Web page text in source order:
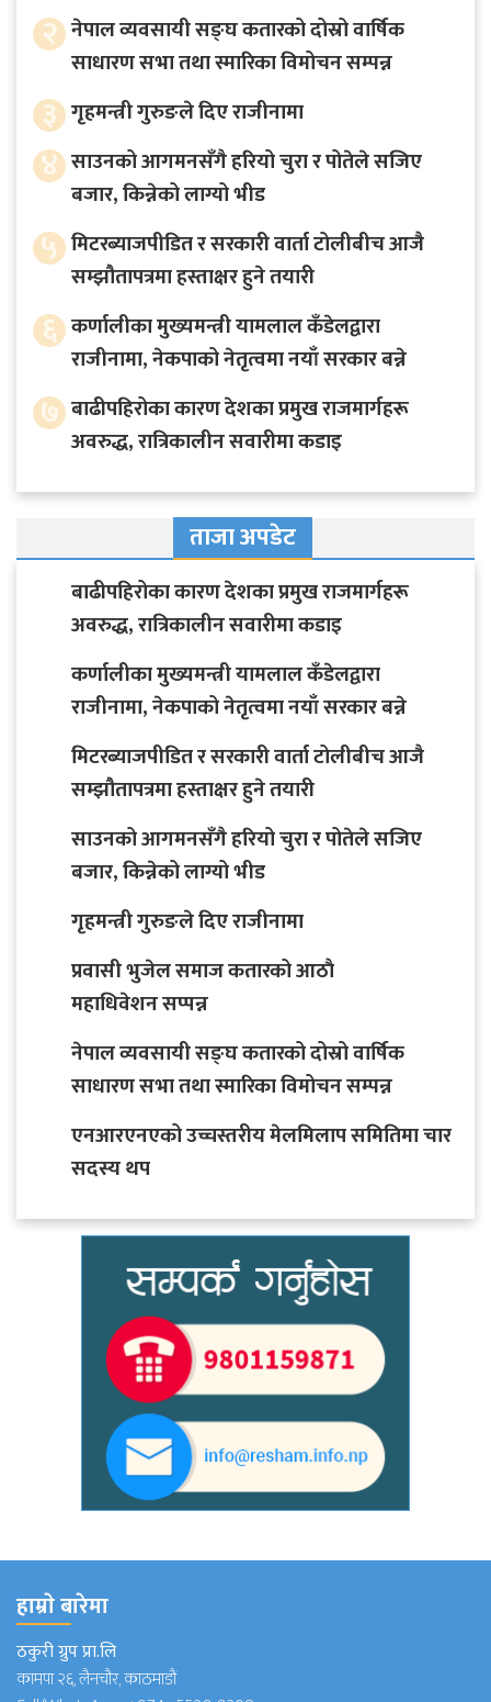
२ नेपाल व्यवसायी सङ्घ कतारको दोस्रो वार्षिक
साधारण सभा तथा स्मारिका विमोचन सम्पन्न
३ गृहमन्त्री गुरुङले दिए राजीनामा
४ साउनको आगमनसँगै हरियो चुरा र पोतेले सजिए
बजार, किन्नेको लाग्यो भीड
५ मिटरब्याजपीडित र सरकारी वार्ता टोलीबीच आजै
सम्झौतापत्रमा हस्ताक्षर हुने तयारी
६ कर्णालीका मुख्यमन्त्री यामलाल कँडेलद्वारा
राजीनामा, नेकपाको नेतृत्वमा नयाँ सरकार बन्ने
७ बाढीपहिरोका कारण देशका प्रमुख राजमार्गहरू
अवरुद्ध, रात्रिकालीन सवारीमा कडाइ
ताजा अपडेट
बाढीपहिरोका कारण देशका प्रमुख राजमार्गहरू
अवरुद्ध, रात्रिकालीन सवारीमा कडाइ
कर्णालीका मुख्यमन्त्री यामलाल कँडेलद्वारा
राजीनामा, नेकपाको नेतृत्वमा नयाँ सरकार बन्ने
मिटरब्याजपीडित र सरकारी वार्ता टोलीबीच आजै
सम्झौतापत्रमा हस्ताक्षर हुने तयारी
साउनको आगमनसँगै हरियो चुरा र पोतेले सजिए
बजार, किन्नेको लाग्यो भीड
गृहमन्त्री गुरुङले दिए राजीनामा
प्रवासी भुजेल समाज कतारको आठाै
महाधिवेशन सप्पन्न
नेपाल व्यवसायी सङ्घ कतारको दोस्रो वार्षिक
साधारण सभा तथा स्मारिका विमोचन सम्पन्न
एनआरएनएको उच्चस्तरीय मेलमिलाप समितिमा चार
सदस्य थप
हाम्राे बारेमा
ठकुरी ग्रुप प्रा.लि
कामपा २६, लैनचौर, काठमाडौं